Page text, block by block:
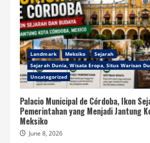
Landmark Meksiko
Sejarah
Sejarah Dunia, Wisata Eropa, Situs Warisan
Uncategorized
Palacio Municipal de Córdoba, Ikon
Pemerintahan yang Menjadi Jantung
Meksiko
June 8, 2026